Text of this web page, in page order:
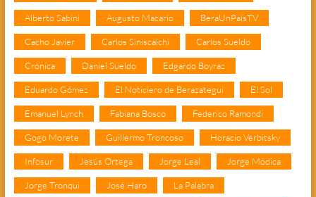
Alberto Sabini Augusto Macario BeraUnPaisTV
Cacho Javier Carlos Siniscalchi Carlos Sueldo
Crónica Daniel Sueldo Edgardo Boyraz
Eduardo Gómez El Noticiero de Berazategui El Sol
Emanuel Lynch Fabiana Bosco Federico Ramondi
Gogo Morete Guillermo Troncoso Horacio Verbitsky
Infosur Jesús Ortega Jorge Leal Jorge Módica
Jorge Tronqui José Haro La Palabra